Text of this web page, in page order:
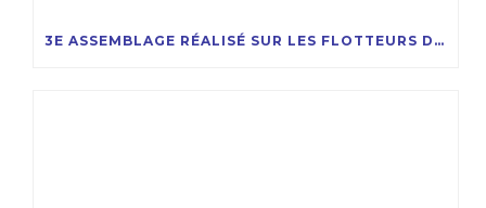
3E ASSEMBLAGE RÉALISÉ SUR LES FLOTTEURS DU PROJET EOLMED